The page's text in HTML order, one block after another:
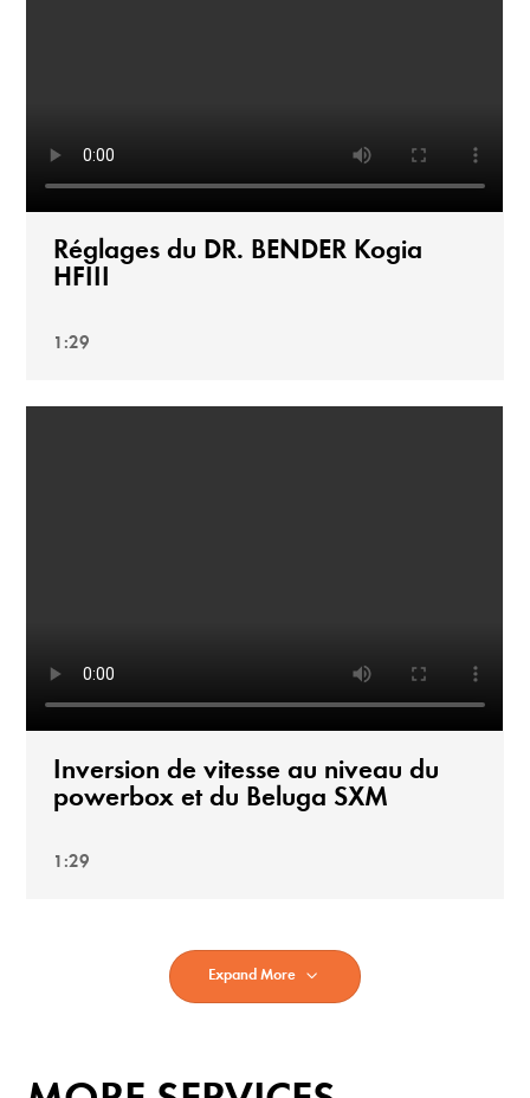
Réglages du DR. BENDER Kogia
HFIII
1:29
Inversion de vitesse au niveau du
powerbox et du Beluga SXM
1:29
Expand More